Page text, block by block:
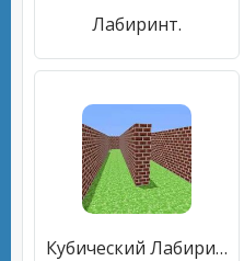
Лабиринт.
Кубический Лабиринт 3D